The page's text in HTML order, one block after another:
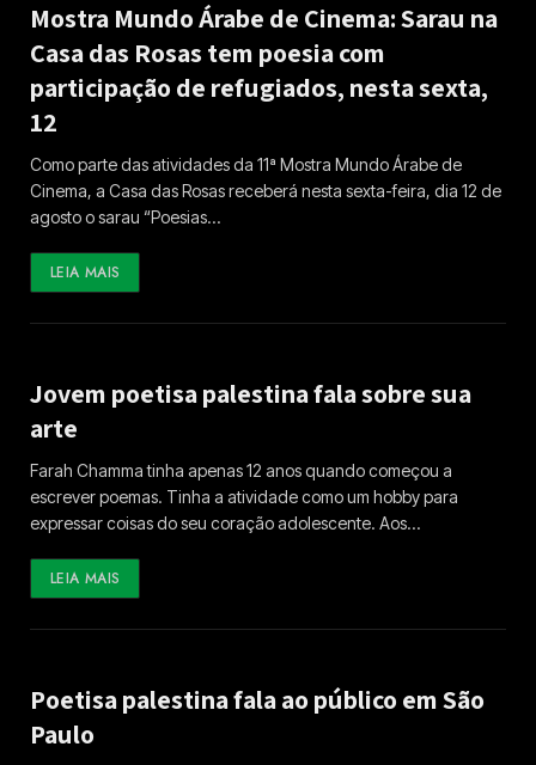
Mostra Mundo Árabe de Cinema: Sarau na
Casa das Rosas tem poesia com
participação de refugiados, nesta sexta,
12
Como parte das atividades da 11ª Mostra Mundo Árabe de
Cinema, a Casa das Rosas receberá nesta sexta-feira, dia 12 de
agosto o sarau “Poesias…
LEIA MAIS
Jovem poetisa palestina fala sobre sua
arte
Farah Chamma tinha apenas 12 anos quando começou a
escrever poemas. Tinha a atividade como um hobby para
expressar coisas do seu coração adolescente. Aos…
LEIA MAIS
Poetisa palestina fala ao público em São
Paulo